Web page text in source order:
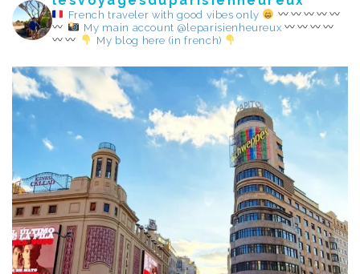
French traveler with good vibes only
My main account @leparisienheureux
My blog here (in french)